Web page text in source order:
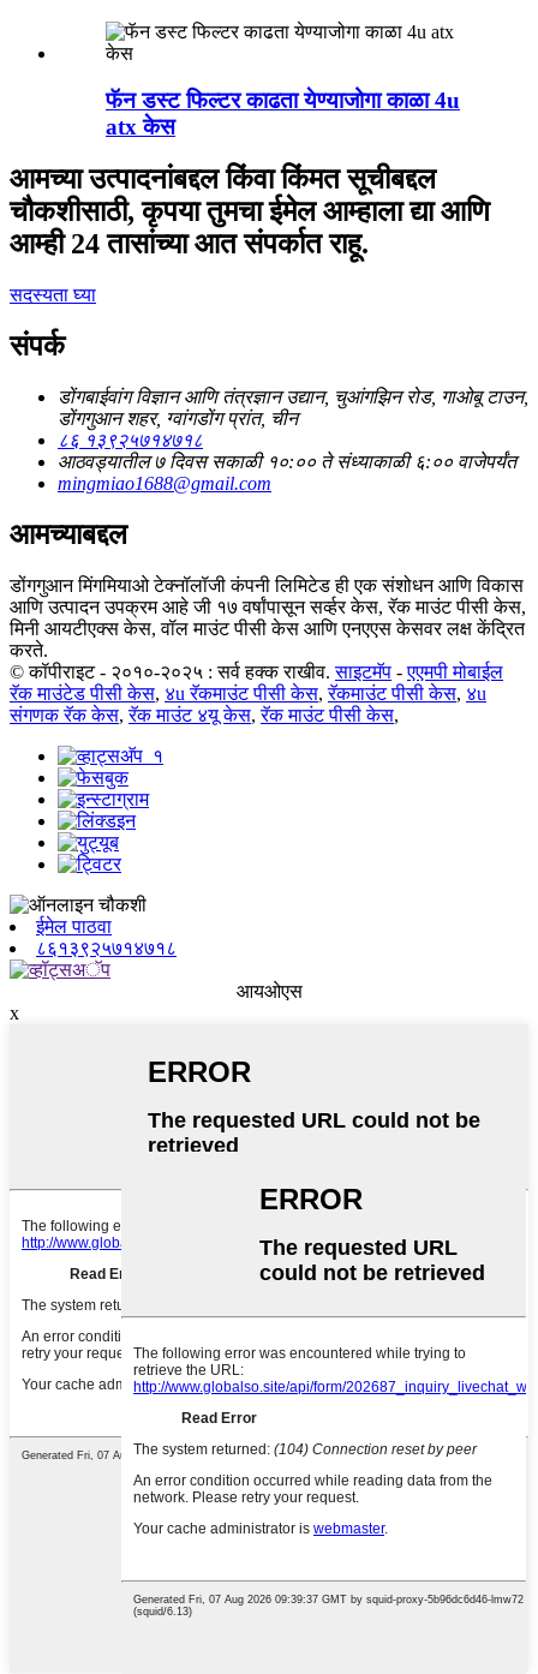
फॅन डस्ट फिल्टर काढता येण्याजोगा काळा 4u
atx केस
आमच्या उत्पादनांबद्दल किंवा किंमत सूचीबद्दल
चौकशीसाठी, कृपया तुमचा ईमेल आम्हाला द्या आणि
आम्ही 24 तासांच्या आत संपर्कात राहू.
सदस्यता घ्या
संपर्क
डोंगबाईवांग विज्ञान आणि तंत्रज्ञान उद्यान, चुआंगझिन रोड, गाओबू टाउन,
डोंगगुआन शहर, ग्वांगडोंग प्रांत, चीन
८६ १३९२५७१४७१८
आठवड्यातील ७ दिवस सकाळी १०:०० ते संध्याकाळी ६:०० वाजेपर्यंत
mingmiao1688@gmail.com
आमच्याबद्दल
डोंगगुआन मिंगमियाओ टेक्नॉलॉजी कंपनी लिमिटेड ही एक संशोधन आणि विकास
आणि उत्पादन उपक्रम आहे जी १७ वर्षांपासून सर्व्हर केस, रॅक माउंट पीसी केस,
मिनी आयटीएक्स केस, वॉल माउंट पीसी केस आणि एनएएस केसवर लक्ष केंद्रित
करते.
© कॉपीराइट - २०१०-२०२५ : सर्व हक्क राखीव. साइटमॅप -एएमपी मोबाईल
रॅक माउंटेड पीसी केस, ४u रॅकमाउंट पीसी केस,रॅकमाउंट पीसी केस, ४u
संगणक रॅक केस,रॅक माउंट ४यू केस,रॅक माउंट पीसी केस,
ईमेल पाठवा
८६१३९२५७१४७१८
आयओएस
x